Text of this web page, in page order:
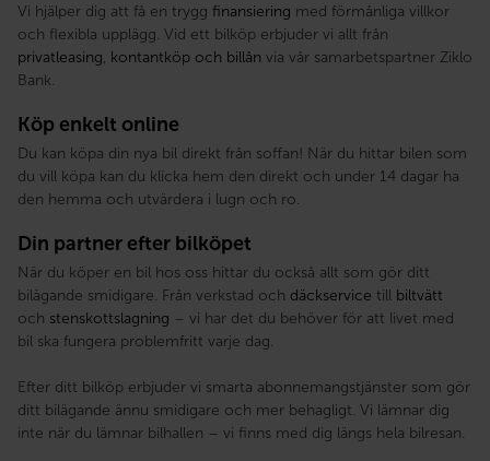
Vi hjälper dig att få en trygg finansiering med förmånliga villkor
och flexibla upplägg. Vid ett bilköp erbjuder vi allt från
privatleasing, kontantköp och billån via vår samarbetspartner Ziklo
Bank.
Köp enkelt online
Du kan köpa din nya bil direkt från soffan! När du hittar bilen som
du vill köpa kan du klicka hem den direkt och under 14 dagar ha
den hemma och utvärdera i lugn och ro.
Din partner efter bilköpet
När du köper en bil hos oss hittar du också allt som gör ditt
bilägande smidigare. Från verkstad och däckservice till biltvätt
och stenskottslagning – vi har det du behöver för att livet med
bil ska fungera problemfritt varje dag.
Efter ditt bilköp erbjuder vi smarta abonnemangstjänster som gör
ditt bilägande ännu smidigare och mer behagligt. Vi lämnar dig
inte när du lämnar bilhallen – vi finns med dig längs hela bilresan.